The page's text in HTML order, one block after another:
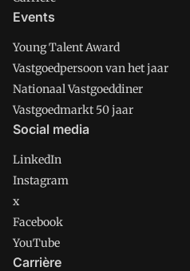
Events
Young Talent Award
Vastgoedpersoon van het jaar
Nationaal Vastgoeddiner
Vastgoedmarkt 50 jaar
Social media
LinkedIn
Instagram
x
Facebook
YouTube
Carrière